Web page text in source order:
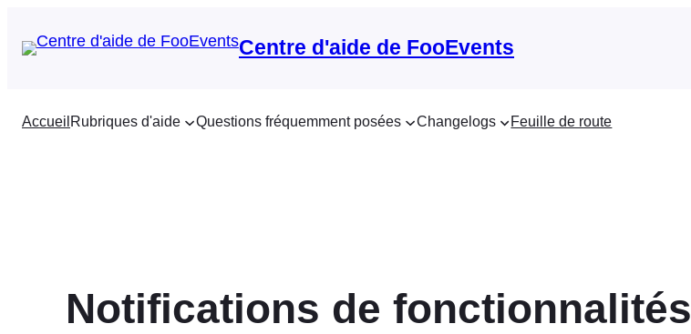
au
Centre d'aide de FooEvents
Accueil Rubriques d'aide Questions fréquemment posées Changelogs Feuille de route
Notifications de fonctionnalités